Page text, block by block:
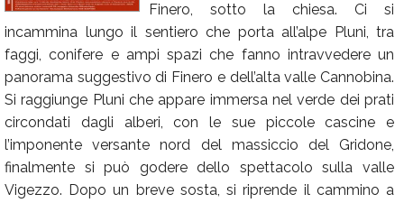
Calendario
Annunci
Finero, sotto la chiesa. Ci si
incammina lungo il sentiero che porta all’alpe Pluni, tra
faggi, conifere e ampi spazi che fanno intravvedere un
panorama suggestivo di Finero e dell’alta valle Cannobina.
Si raggiunge Pluni che appare immersa nel verde dei prati
circondati dagli alberi, con le sue piccole cascine e
l’imponente versante nord del massiccio del Gridone,
finalmente si può godere dello spettacolo sulla valle
Vigezzo. Dopo un breve sosta, si riprende il cammino a